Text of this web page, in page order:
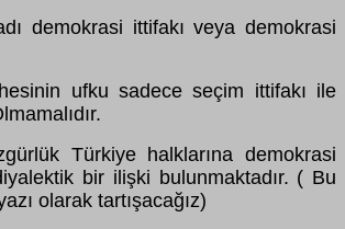
demokrasi ittifakı veya demokrasi
ufku sadece seçim ittifakı ile
Türkiye halklarına demokrasi
bir ilişki bulunmaktadır. ( Bu
olarak tartışacağız)